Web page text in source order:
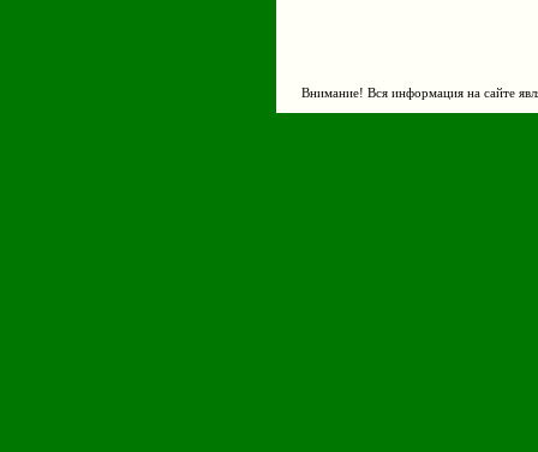
Внимание! Вся информация на сайте